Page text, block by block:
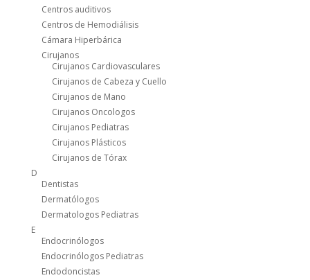
Centros auditivos
Centros de Hemodiálisis
Cámara Hiperbárica
Cirujanos
Cirujanos Cardiovasculares
Cirujanos de Cabeza y Cuello
Cirujanos de Mano
Cirujanos Oncologos
Cirujanos Pediatras
Cirujanos Plásticos
Cirujanos de Tórax
D
Dentistas
Dermatólogos
Dermatologos Pediatras
E
Endocrinólogos
Endocrinólogos Pediatras
Endodoncistas